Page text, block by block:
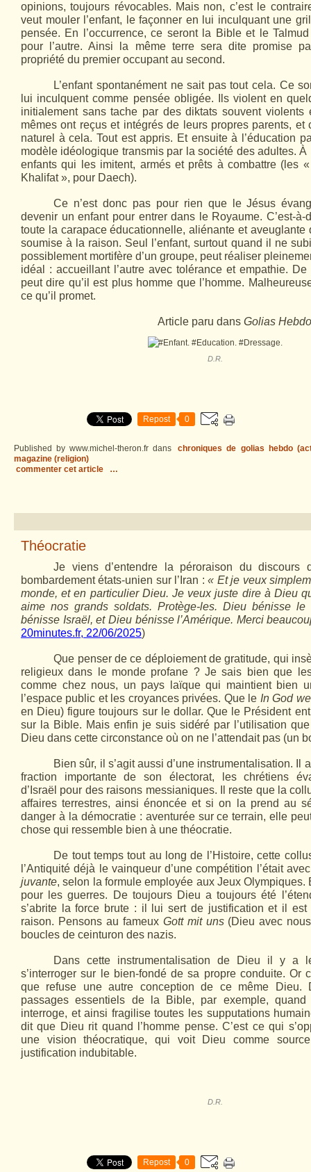
opinions, toujours révocables. Mais non, c’est le
veut mouler l’enfant, le façonner en lui inculquant une
pensée. En l’occurrence, ce seront la Bible et le
pour l’autre. Ainsi la même terre sera dite promise
propriété du premier occupant au second.
L’enfant spontanément ne sait pas tout cela. Ce
lui inculquent comme pensée obligée. Ils violent en
initialement sans tache par des diktats souvent violents
mêmes ont reçus et intégrés de leurs propres parents, et
naturel à cela. Tout est appris. Et ensuite à l’éducation
modèle idéologique transmis par la société des adultes. À
enfants qui les imitent, armés et prêts à combattre (les
Khalifat », pour Daech).
Ce n’est donc pas pour rien que le Jésus
devenir un enfant pour entrer dans le Royaume. C’est-
toute la carapace éducationnelle, aliénante et aveuglante
soumise à la raison. Seul l’enfant, surtout quand il ne
possiblement mortifère d’un groupe, peut réaliser
idéal : accueillant l’autre avec tolérance et empathie.
peut dire qu’il est plus homme que l’homme.
ce qu’il promet.
Article paru dans Golias Hebdo
D.R.
Repost 0
Published by www.michel-theron.fr dans
chroniques de golias hebdo
magazine (religion)
commenter cet article
…
Théocratie
Je viens d’entendre la péroraison du discours
bombardement états-unien sur l’Iran :« Et je veux
monde, et en particulier Dieu. Je veux juste dire à Dieu
aime nos grands soldats. Protège-les. Dieu bénisse le
bénisse Israël, et Dieu bénisse l’Amérique. Merci
20minutes.fr, 22/06/2025)
Que penser de ce déploiement de gratitude, qui
religieux dans le monde profane ? Je sais bien que
comme chez nous, un pays laïque qui maintient bien
l’espace public et les croyances privées. Que le In God
en Dieu) figure toujours sur le dollar. Que le Président
sur la Bible. Mais enfin je suis sidéré par l’utilisation
Dieu dans cette circonstance où on ne l’attendait pas (un
Bien sûr, il s’agit aussi d’une instrumentalisation. Il
fraction importante de son électorat, les chrétiens
d’Israël pour des raisons messianiques. Il reste que la
affaires terrestres, ainsi énoncée et si on la prend au
danger à la démocratie : aventurée sur ce terrain, elle
chose qui ressemble bien à une théocratie.
De tout temps tout au long de l’Histoire, cette
l’Antiquité déjà le vainqueur d’une compétition l’était
juvante, selon la formule employée aux Jeux Olympiques.
pour les guerres. De toujours Dieu a toujours été
s’abrite la force brute : il lui sert de justification et il est
raison. Pensons au fameux Gott mit uns(Dieu avec
boucles de ceinturon des nazis.
Dans cette instrumentalisation de Dieu il y a
s’interroger sur le bien-fondé de sa propre conduite. Or
que refuse une autre conception de ce même Dieu.
passages essentiels de la Bible, par exemple, quand
interroge, et ainsi fragilise toutes les supputations
dit que Dieu rit quand l’homme pense. C’est ce qui
une vision théocratique, qui voit Dieu comme
justification indubitable.
D.R.
Repost 0